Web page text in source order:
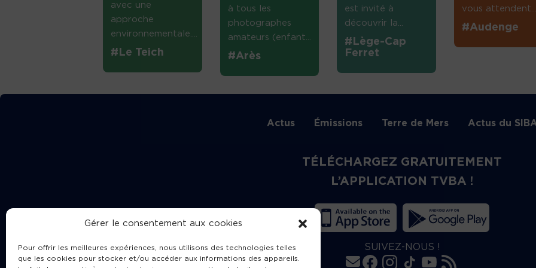
Gérer le consentement aux cookies
Pour offrir les meilleures expériences, nous utilisons des technologies telles
que les cookies pour stocker et/ou accéder aux informations des appareils.
avec une
approche
environnementale....
#Le Teich
à tous les
photographes
amateurs (enfant...
#Arès
est invité à
découvrir la...
#Lège-Cap
Ferret
vous
#Audenge
Actus Émissions Terre de Mers Actus du
TÉLÉCHARGEZ GRATUITEMENT
L’APPLICATION TVBA !
SUIVEZ-NOUS !